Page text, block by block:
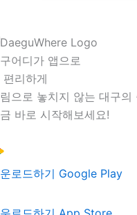
어디가 앱으로
편리하게
으로 놓치지 않는 대구의
바로 시작해보세요!
로드하기 Google Play